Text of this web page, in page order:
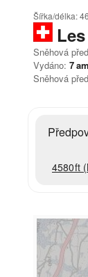
Šířka/délka:
Sněhová
Vydáno: 7
Sněhová
4580ft